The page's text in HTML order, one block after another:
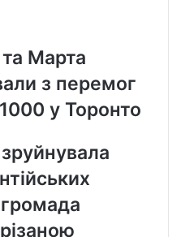
та Марта
з перемог
у Торонто